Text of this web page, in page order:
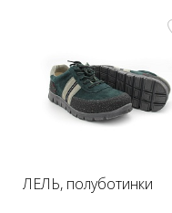
ЛЕЛЬ, полуботинки